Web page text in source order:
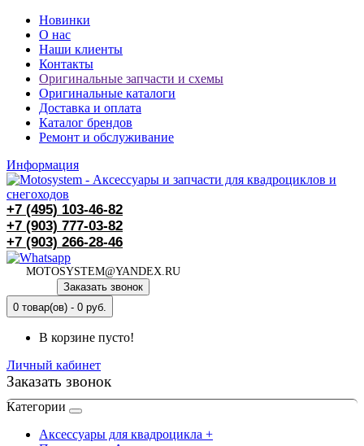
Новинки
О нас
Наши клиенты
Контакты
Оригинальные запчасти и схемы
Оригинальные каталоги
Доставка и оплата
Каталог брендов
Ремонт и обслуживание
Информация
+7 (495) 103-46-82
+7 (903) 777-03-82
+7 (903) 266-28-46
MOTOSYSTEM@YANDEX.RU
Заказать звонок
0 товар(ов) - 0 руб.
В корзине пусто!
Личный кабинет
Заказать звонок
Категории
Аксессуары для квадроцикла +